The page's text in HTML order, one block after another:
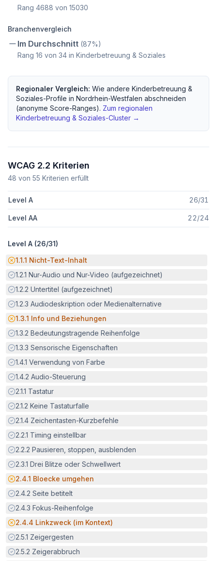
Rang 4688 von 15030
Branchenvergleich
Im Durchschnitt (87%)
Rang 16 von 34 in Kinderbetreuung & Soziales
Regionaler Vergleich: Wie andere Kinderbetreuung &
Soziales-Profile in Nordrhein-Westfalen abschneiden
(anonyme Score-Ranges). Zum regionalen
Kinderbetreuung & Soziales-Cluster →
WCAG 2.2 Kriterien
48 von 55 Kriterien erfüllt
Level A 26/31
Level AA 22/24
Level A (26/31)
Potenzielle Barriere:
1.1.1 Nicht-Text-Inhalt
Erfüllt:
1.2.1 Nur-Audio und Nur-Video (aufgezeichnet)
Erfüllt:
1.2.2 Untertitel (aufgezeichnet)
Erfüllt:
1.2.3 Audiodeskription oder Medienalternative
Potenzielle Barriere:
1.3.1 Info und Beziehungen
Erfüllt:
1.3.2 Bedeutungstragende Reihenfolge
Erfüllt:
1.3.3 Sensorische Eigenschaften
Erfüllt:
1.4.1 Verwendung von Farbe
Erfüllt:
1.4.2 Audio-Steuerung
Erfüllt:
2.1.1 Tastatur
Erfüllt:
2.1.2 Keine Tastaturfalle
Erfüllt:
2.1.4 Zeichentasten-Kurzbefehle
Erfüllt:
2.2.1 Timing einstellbar
Erfüllt:
2.2.2 Pausieren, stoppen, ausblenden
Erfüllt:
2.3.1 Drei Blitze oder Schwellwert
Potenzielle Barriere:
2.4.1 Bloecke umgehen
Erfüllt:
2.4.2 Seite betitelt
Erfüllt:
2.4.3 Fokus-Reihenfolge
Potenzielle Barriere:
2.4.4 Linkzweck (im Kontext)
Erfüllt:
2.5.1 Zeigergesten
Erfüllt:
2.5.2 Zeigerabbruch